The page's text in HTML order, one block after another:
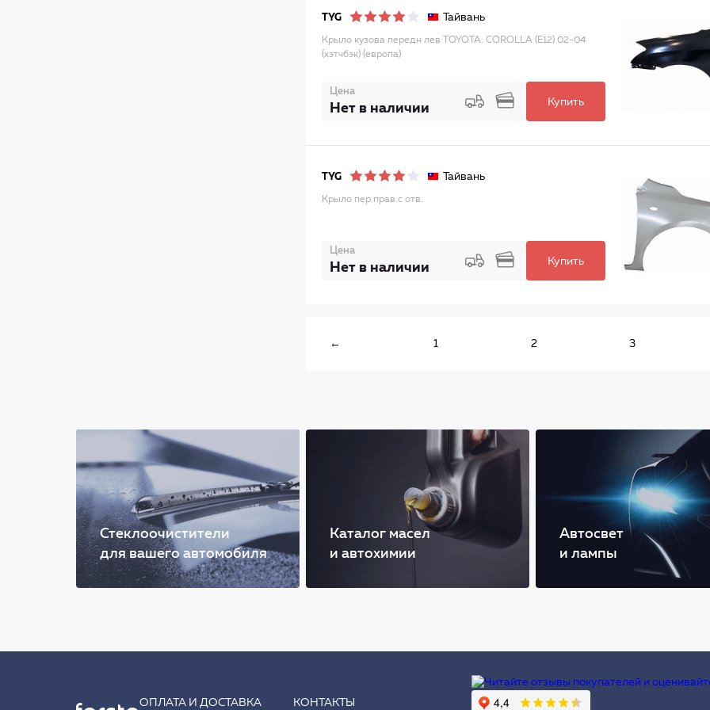
TYG Тайвань
Крыло кузова передн лев TOYOTA: COROLLA (E12) 02-04
(хэтчбэк) (европа)
Цена
Нет в наличии Купить
TYG Тайвань
Крыло пер.прав.с отв.
Цена
Нет в наличии Купить
← 1 2 3
Стеклоочистители
для вашего автомобиля
Каталог масел
и автохимии
Автосвет
и лампы
ОПЛАТА И ДОСТАВКА КОНТАКТЫ